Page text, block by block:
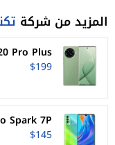
المزيد من شركة
Pro Plus
$199
Spark 7P
$145